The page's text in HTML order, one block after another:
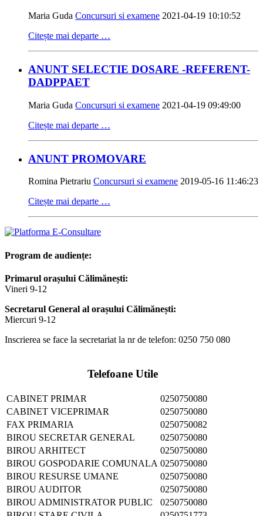
Maria Guda Concursuri si examene 2021-04-19 10:10:52
Citește mai departe …
ANUNT SELECTIE DOSARE -REFERENT-
DADPPAET
Maria Guda Concursuri si examene 2021-04-19 09:49:00
Citește mai departe …
ANUNT PROMOVARE
Romina Pietrariu Concursuri si examene 2019-05-16 11:46:23
Citește mai departe …
Program de audiențe:
Primarul orașului Călimănești:
Vineri 9-12
Secretarul General al orașului Călimănești:
Miercuri 9-12
Inscrierea se face la secretariat la nr de telefon: 0250 750 080
Telefoane Utile
CABINET PRIMAR
0250750080
CABINET VICEPRIMAR
0250750080
FAX PRIMARIA
0250750082
BIROU SECRETAR GENERAL
0250750080
BIROU ARHITECT
0250750080
BIROU GOSPODARIE COMUNALA 0250750080
BIROU RESURSE UMANE
0250750080
BIROU AUDITOR
0250750080
BIROU ADMINISTRATOR PUBLIC
0250750080